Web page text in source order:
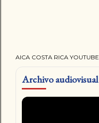
AICA COSTA RICA YOUTUBE
Archivo audiovisual